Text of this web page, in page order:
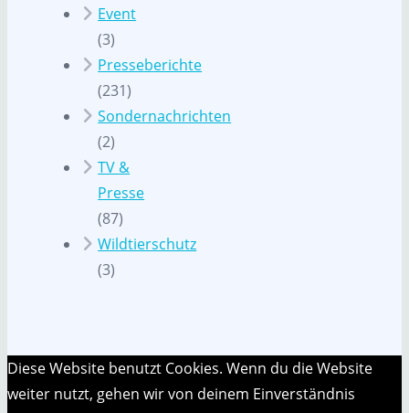
Event
(3)
Presseberichte
(231)
Sondernachrichten
(2)
TV &
Presse
(87)
Wildtierschutz
(3)
Diese Website benutzt Cookies. Wenn du die Website
weiter nutzt, gehen wir von deinem Einverständnis